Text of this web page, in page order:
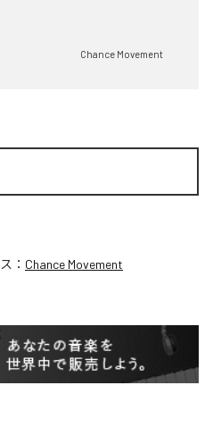
Chance Movement
： Chance Movement